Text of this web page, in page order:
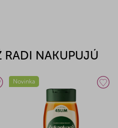
RADI NAKUPUJÚ
Novinka